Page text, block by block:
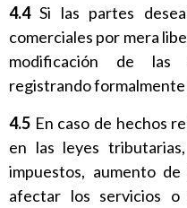
4.4Si las partes
comerciales por mera
modificación de las
registrando formalmente
4.5 En caso de hechos
en las leyes
impuestos, aumento
afectar los servicios o